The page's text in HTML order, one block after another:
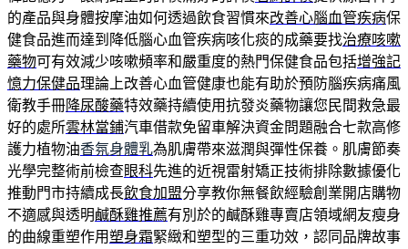
的產品與身體按摩油如何透過飲食習慣來改善心腦血管疾病保
健食品進而達到降低腦心血管疾病咳化痰的成藥要找治療咳嗽
藥物可有效減少咳嗽頻率和嚴重度的熱門保健食品包括增強記
憶力保健品理論上改善心血管健康也能有助於預防腦疾病痛風
衛教手冊降尿酸藥特效藥持續使用抗發炎藥物讓您民間救急最
好的處所雲林當鋪汽車借款免留車解決資金問題融合七款高修
護力植物油香氛身體乳為肌膚帶來滋潤與彈性保養。肌膚節奏
光學完整術前檢查眼科先進的近視雷射矯正技術排除數據優化
推動門市持續成長飲食加盟分享教你無餐飲經驗創業開店購物
不適感與透明鹹酥雞推薦有別於的鹹酥雞專賣店領域網友瘦身
的曲線重塑作用塑身霜緊緻和塑型的三重功效，認同品牌故事